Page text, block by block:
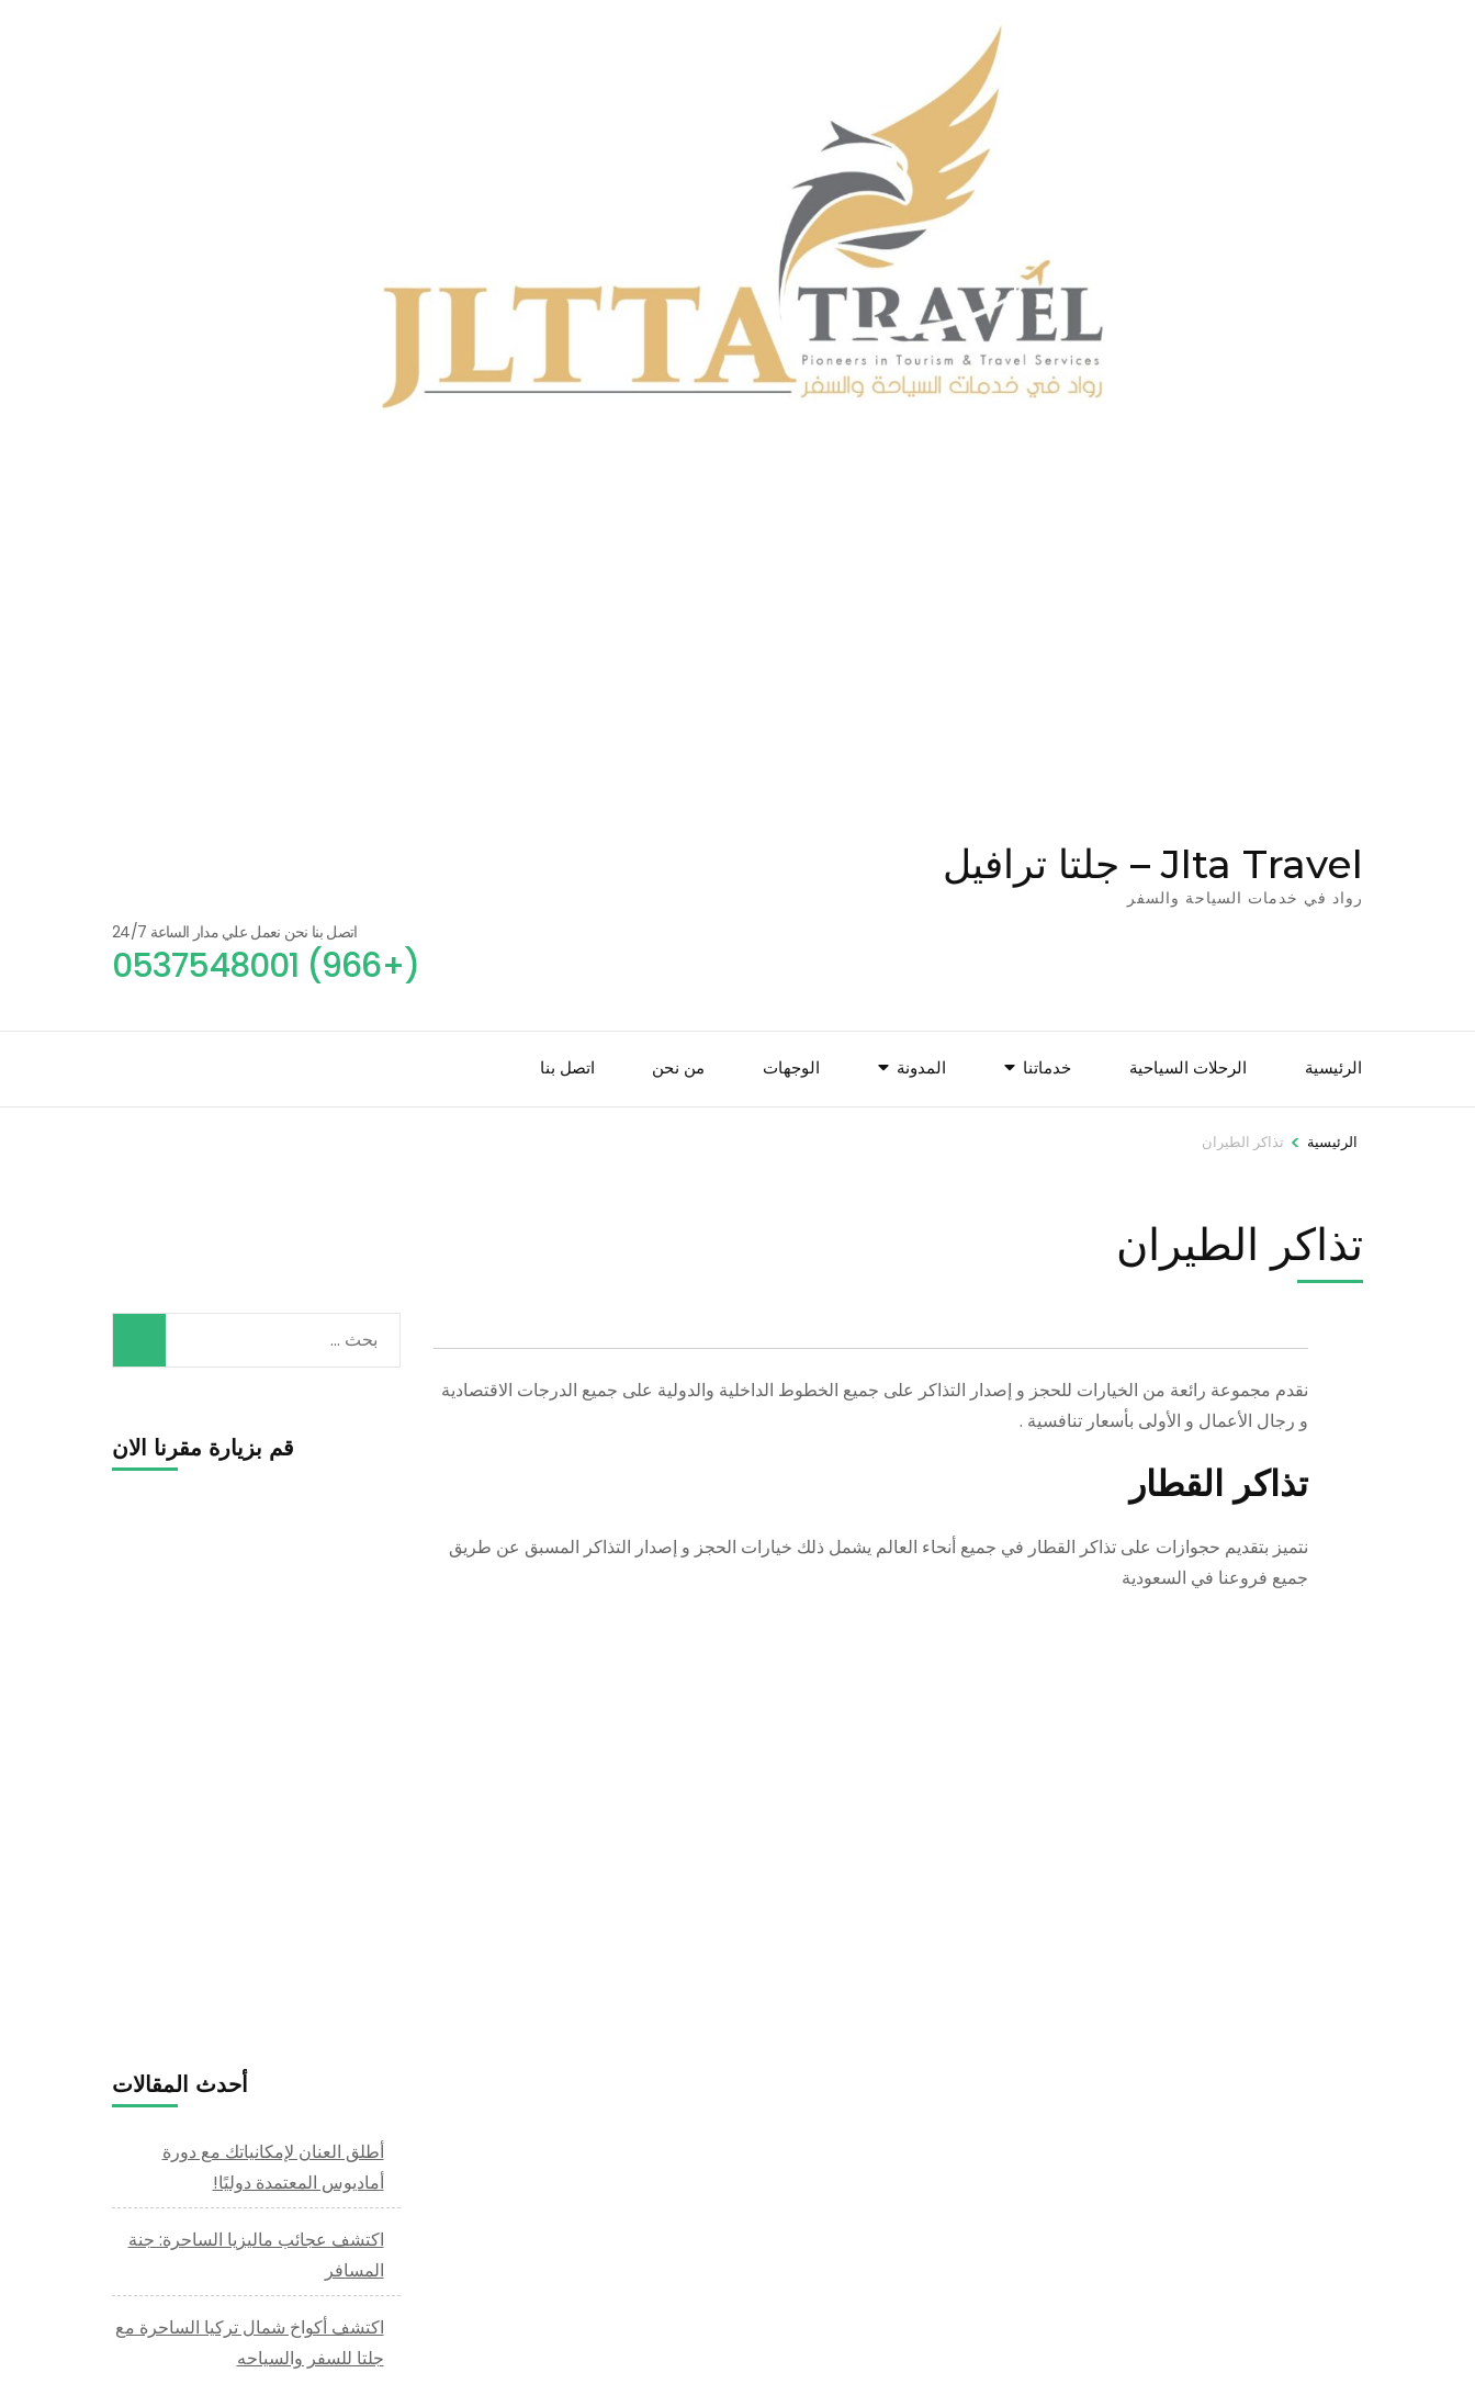
Jlta Travel – جلتا ترافيل
رواد في خدمات السياحة والسفر
اتصل بنا نحن نعمل علي مدار الساعة 24/7
(+966) 0537548001
الرئيسية الرحلات السياحية خدماتنا المدونة الوجهات من نحن اتصل بنا
الرئيسية > تذاكر الطيران
تذاكر الطيران
نقدم مجموعة رائعة من الخيارات للحجز و إصدار التذاكر على جميع الخطوط الداخلية والدولية على جميع الدرجات الاقتصادية
و رجال الأعمال و الأولى بأسعار تنافسية .
تذاكر القطار
نتميز بتقديم حجوازات على تذاكر القطار في جميع أنحاء العالم يشمل ذلك خيارات الحجز و إصدار التذاكر المسبق عن طريق
جميع فروعنا في السعودية
البحث
عن:
قم بزيارة مقرنا الان
أحدث المقالات
أطلق العنان لإمكانياتك مع دورة
أماديوس المعتمدة دوليًا!
اكتشف عجائب ماليزيا الساحرة: جنة
المسافر
اكتشف أكواخ شمال تركيا الساحرة مع
جلتا للسفر والسياحه